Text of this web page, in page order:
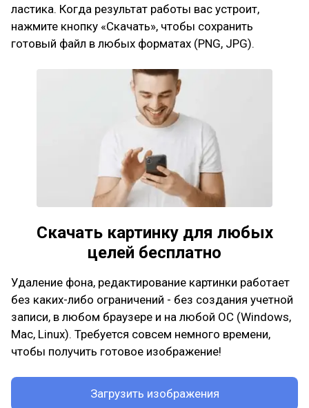
ластика. Когда результат работы вас устроит,
нажмите кнопку «Скачать», чтобы сохранить
готовый файл в любых форматах (PNG, JPG).
Скачать картинку для любых
целей бесплатно
Удаление фона, редактирование картинки работает
без каких-либо ограничений - без создания учетной
записи, в любом браузере и на любой ОС (Windows,
Mac, Linux). Требуется совсем немного времени,
чтобы получить готовое изображение!
Загрузить изображения